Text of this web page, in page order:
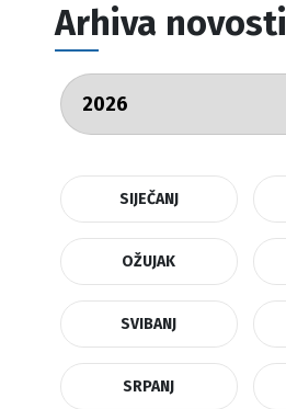
Arhiva novosti
SIJEČANJ
OŽUJAK
SVIBANJ
SRPANJ